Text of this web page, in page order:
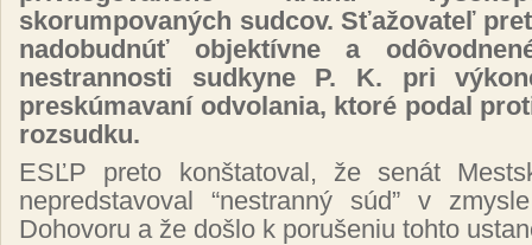
skorumpovaných sudcov. Sťažovateľ
nadobudnúť objektívne a
nestrannosti sudkyne P. K. pri
preskúmavaní odvolania, ktoré podal
rozsudku.
ESĽP preto konštatoval, že senát
nepredstavoval “nestranný súd” v
Dohovoru a že došlo k porušeniu tohto